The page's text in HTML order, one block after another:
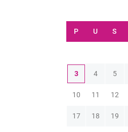
P U S
3 4 5
10 11 12
17 18 19